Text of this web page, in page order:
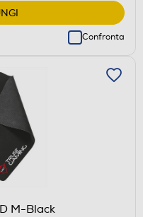
Confronta
M-Black